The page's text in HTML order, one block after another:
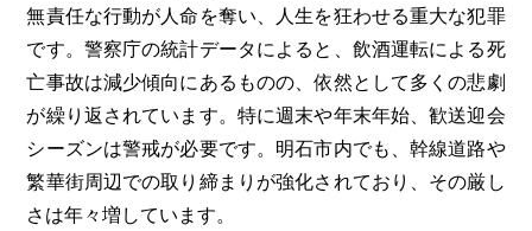
無責任な行動が人命を奪い、人生を狂わせる重大な犯罪
です。警察庁の統計データによると、飲酒運転による死
亡事故は減少傾向にあるものの、依然として多くの悲劇
が繰り返されています。特に週末や年末年始、歓送迎会
シーズンは警戒が必要です。明石市内でも、幹線道路や
繁華街周辺での取り締まりが強化されており、その厳し
さは年々増しています。